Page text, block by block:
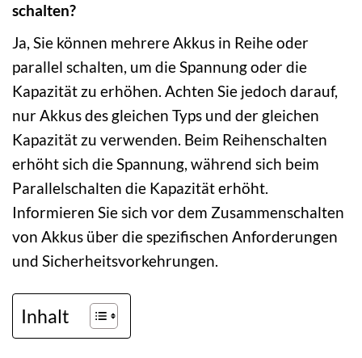
schalten?
Ja, Sie können mehrere Akkus in Reihe oder
parallel schalten, um die Spannung oder die
Kapazität zu erhöhen. Achten Sie jedoch darauf,
nur Akkus des gleichen Typs und der gleichen
Kapazität zu verwenden. Beim Reihenschalten
erhöht sich die Spannung, während sich beim
Parallelschalten die Kapazität erhöht.
Informieren Sie sich vor dem Zusammenschalten
von Akkus über die spezifischen Anforderungen
und Sicherheitsvorkehrungen.
Inhalt